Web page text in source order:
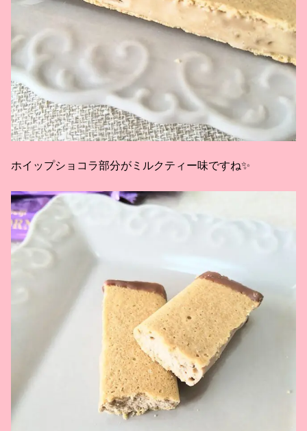
ホイップショコラ部分がミルクティー味ですね✨